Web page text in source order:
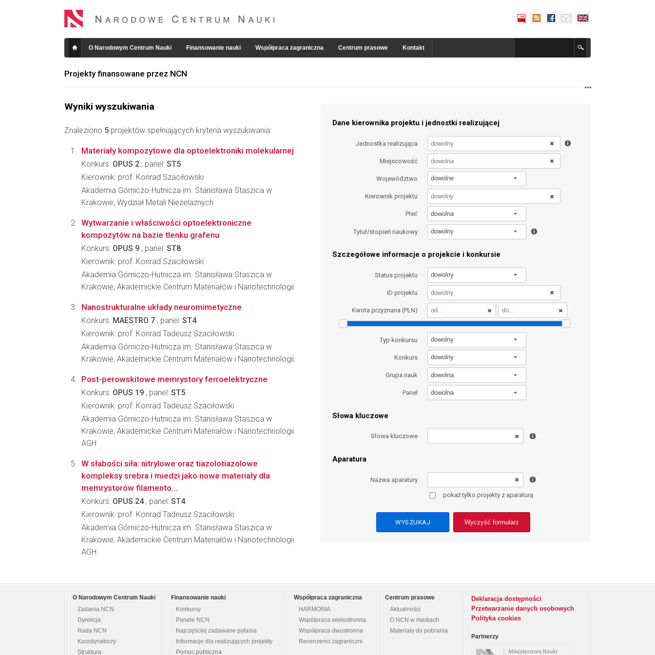
O Narodowym Centrum Nauki Finansowanie nauki Współpraca zagraniczna Centrum prasowe Kontakt
Projekty finansowane przez NCN
Wyniki wyszukiwania
Znaleziono 5 projektów spełniających kryteria wyszukiwania:
Dane kierownika projektu i jednostki realizującej
Jednostka realizująca
Miejscowość
Województwo dowolne
Kierownik projektu
Płeć dowolna
Tytuł/stopień naukowy dowolny
Szczegółowe informacje o projekcie i konkursie
Status projektu dowolny
ID projektu
Kwota przyznana (PLN)
Typ konkursu dowolny
Konkurs dowolny
Grupa nauk dowolna
Panel dowolna
Słowa kluczowe
Słowa kluczowe
Aparatura
Nazwa aparatury
pokaż tylko projekty z aparaturą
Wyczyść formularz
Materiały kompozytowe dla optoelektroniki molekularnej
Konkurs: OPUS 2 , panel: ST5
Kierownik: prof. Konrad Szaciłowski
Akademia Górniczo-Hutnicza im. Stanisława Staszica w
Krakowie, Wydział Metali Nieżelaznych
Wytwarzanie i właściwości optoelektroniczne
kompozytów na bazie tlenku grafenu
Konkurs: OPUS 9 , panel: ST8
Kierownik: prof. Konrad Szaciłowski
Akademia Górniczo-Hutnicza im. Stanisława Staszica w
Krakowie, Akademickie Centrum Materiałów i Nanotechnologii
Nanostrukturalne układy neuromimetyczne
Konkurs: MAESTRO 7 , panel: ST4
Kierownik: prof. Konrad Tadeusz Szaciłowski
Akademia Górniczo-Hutnicza im. Stanisława Staszica w
Krakowie, Akademickie Centrum Materiałów i Nanotechnologii
Post-perowskitowe memrystory ferroelektryczne
Konkurs: OPUS 19 , panel: ST5
Kierownik: prof. Konrad Tadeusz Szaciłowski
Akademia Górniczo-Hutnicza im. Stanisława Staszica w
Krakowie, Akademickie Centrum Materiałów i Nanotechnologii
AGH
W słabości siła: nitrylowe oraz tiazolotiazolowe
kompleksy srebra i miedzi jako nowe materiały dla
memrystorów filamento...
Konkurs: OPUS 24, panel: ST4
Kierownik: prof. Konrad Tadeusz Szaciłowski
Akademia Górniczo-Hutnicza im. Stanisława Staszica w
Krakowie, Akademickie Centrum Materiałów i Nanotechnologii
AGH
O Narodowym Centrum Nauki
Zadania NCN
Dyrekcja
Rada NCN
Koordynatorzy
Struktura
Finansowanie nauki
Konkursy
Panele NCN
Najczęściej zadawane pytania
Informacje dla realizujących projekty
Pomoc publiczna
Współpraca zagraniczna
HARMONIA
Współpraca wielostronna
Współpraca dwustronna
Recenzenci zagraniczni
Centrum prasowe
Aktualności
O NCN w mediach
Materiały do pobrania
Deklaracja dostępności
Przetwarzanie danych osobowych
Polityka cookies
Partnerzy